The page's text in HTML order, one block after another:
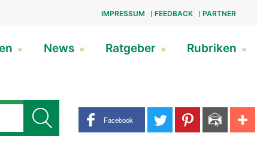
IMPRESSUM FEEDBACK PARTNER
News Ratgeber Rubriken
Share buttons
Facebook